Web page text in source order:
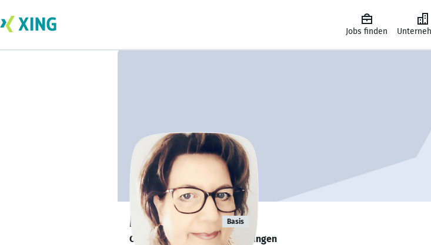
Jobs finden
Marion Vina Basis
Offen für neue Herausforderungen